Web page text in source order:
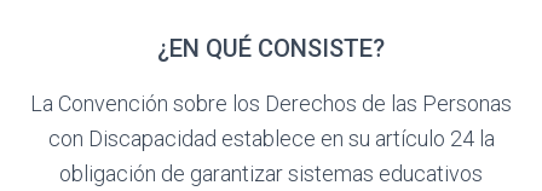
¿EN QUÉ CONSISTE?
La Convención sobre los Derechos de las Personas
con Discapacidad establece en su artículo 24 la
obligación de garantizar sistemas educativos